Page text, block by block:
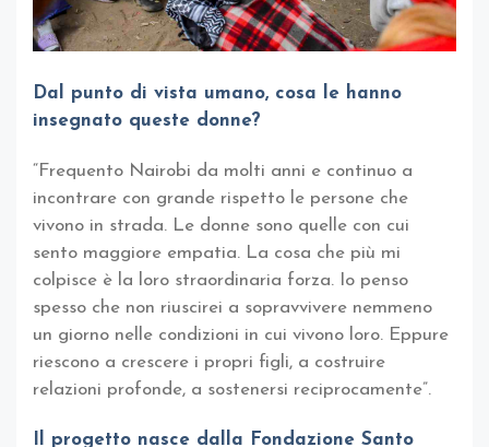
Dal punto di vista umano, cosa le hanno
insegnato queste donne?
“Frequento Nairobi da molti anni e continuo a
incontrare con grande rispetto le persone che
vivono in strada. Le donne sono quelle con cui
sento maggiore empatia. La cosa che più mi
colpisce è la loro straordinaria forza. Io penso
spesso che non riuscirei a sopravvivere nemmeno
un giorno nelle condizioni in cui vivono loro. Eppure
riescono a crescere i propri figli, a costruire
relazioni profonde, a sostenersi reciprocamente”.
Il progetto nasce dalla Fondazione Santo